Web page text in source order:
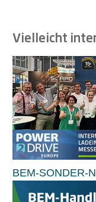
Vielleicht
BEM-SONDER-